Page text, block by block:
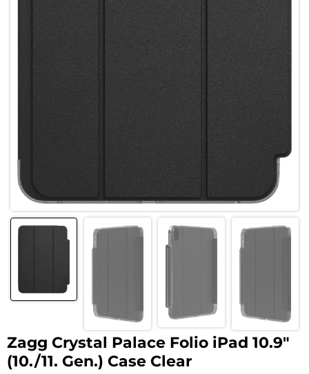
Zagg Crystal Palace Folio iPad 10.9″
(10./11. Gen.) Case Clear